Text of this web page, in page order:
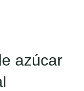
azúcar